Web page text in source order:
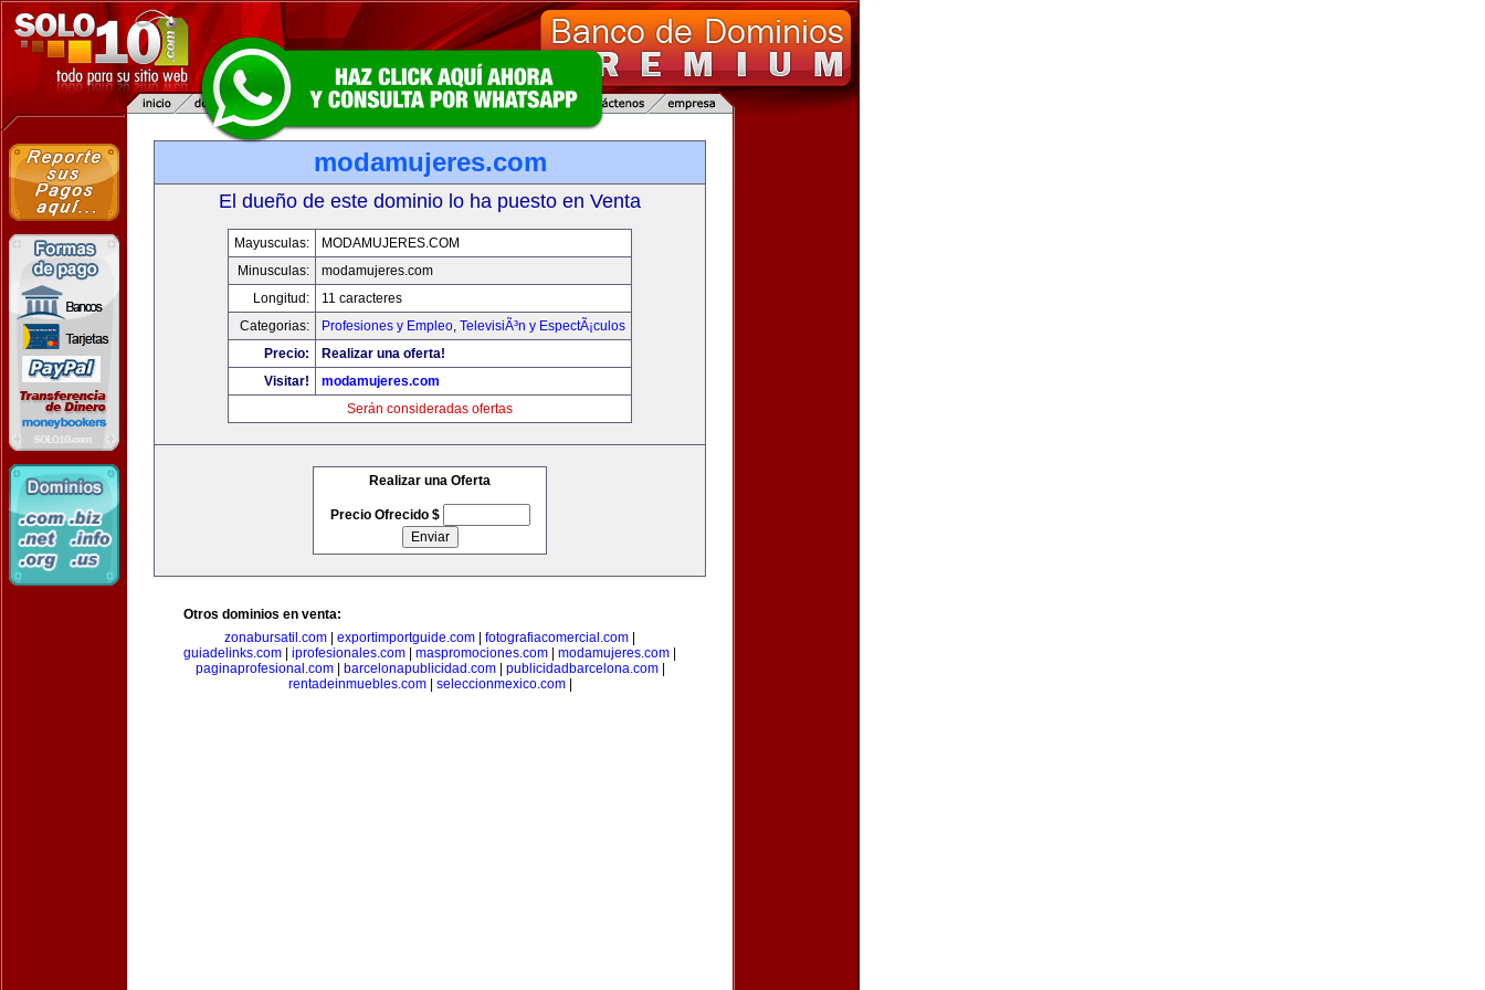
modamujeres.com
El dueño de este dominio lo ha puesto en Venta
Mayusculas:
MODAMUJERES.COM
Minusculas:
modamujeres.com
Longitud:
11 caracteres
Categorias:
Profesiones y Empleo, TelevisiÃ³n y EspectÃ¡culos
Precio:
Realizar una oferta!
Visitar!
modamujeres.com
Serán consideradas ofertas
Realizar una Oferta
Precio Ofrecido $
Otros dominios en venta:
zonabursatil.com
exportimportguide.com fotografiacomercial.com
guiadelinks.com
iprofesionales.com maspromociones.com modamujeres.com
paginaprofesional.com| barcelonapublicidad.com| publicidadbarcelona.com|
rentadeinmuebles.com| seleccionmexico.com|